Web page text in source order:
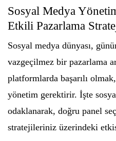
Sosyal Medya
Etkili Pazarlama
Sosyal medya dünyası,
vazgeçilmez bir pazarlama
platformlarda başarılı
yönetim gerektirir. İşte
odaklanarak, doğru panel
stratejileriniz üzerindeki